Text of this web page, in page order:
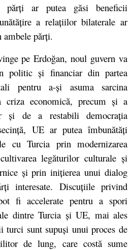
părți ar putea găsi beneficii
a relațiilor bilaterale ar
ambele părți.
pe Erdoğan, noul guvern va
politic și financiar din partea
pentru a-și asuma sarcina
criza economică, precum și a
și de a restabili democrația
UE ar putea îmbunătăți
cu Turcia prin modernizarea
legăturilor culturale și
și prin inițierea unui dialog
interesate. Discuțiile privind
fi accelerate pentru a spori
dintre Turcia și UE, mai ales
turci sunt supuși unui proces de
de lung, care costă sume